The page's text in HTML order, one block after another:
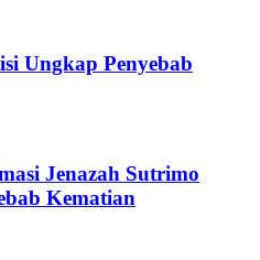
Ungkap Penyebab
Jenazah Sutrimo
Kematian